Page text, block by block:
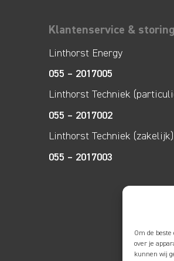
Om de
over je
kunnen wij
Klantenservice &
Linthorst Energy
055 – 2017005
Linthorst Techniek
055 – 2017002
Linthorst Techniek (zakelijk)
055 – 2017003